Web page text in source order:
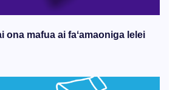
ona mafua ai faʻamaoniga lelei